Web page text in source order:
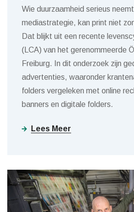
Wie duurzaamheid serieus
mediastrategie, kan print niet
Dat blijkt uit een recente
(LCA) van het gerenommeerde
Freiburg. In dit onderzoek zijn
advertenties, waaronder
folders vergeleken met online
banners en digitale folders.
Lees Meer